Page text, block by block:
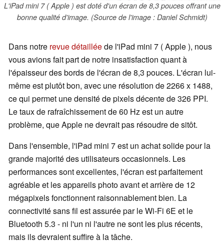
L'iPad mini 7 ( Apple ) est doté d'un écran de 8,3 pouces offrant une
bonne qualité d'image. (Source de l'image : Daniel Schmidt)
Dans notre revue détailléede l'iPad mini 7 ( Apple ), nous
vous avions fait part de notre insatisfaction quant à
l'épaisseur des bords de l'écran de 8,3 pouces. L'écran lui-
même est plutôt bon, avec une résolution de 2266 x 1488,
ce qui permet une densité de pixels décente de 326 PPI.
Le taux de rafraîchissement de 60 Hz est un autre
problème, que Apple ne devrait pas résoudre de sitôt.
Dans l'ensemble, l'iPad mini 7 est un achat solide pour la
grande majorité des utilisateurs occasionnels. Les
performances sont excellentes, l'écran est parfaitement
agréable et les appareils photo avant et arrière de 12
mégapixels fonctionnent raisonnablement bien. La
connectivité sans fil est assurée par le Wi-Fi 6E et le
Bluetooth 5.3 - ni l'un ni l'autre ne sont les plus récents,
mais ils devraient suffire à la tâche.